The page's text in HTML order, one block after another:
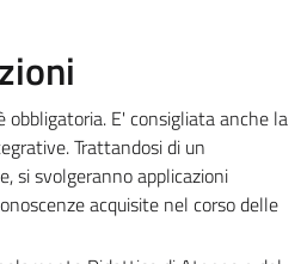
obbligatoria. E' consigliata anche la
Trattandosi di un
si svolgeranno applicazioni
acquisite nel corso delle